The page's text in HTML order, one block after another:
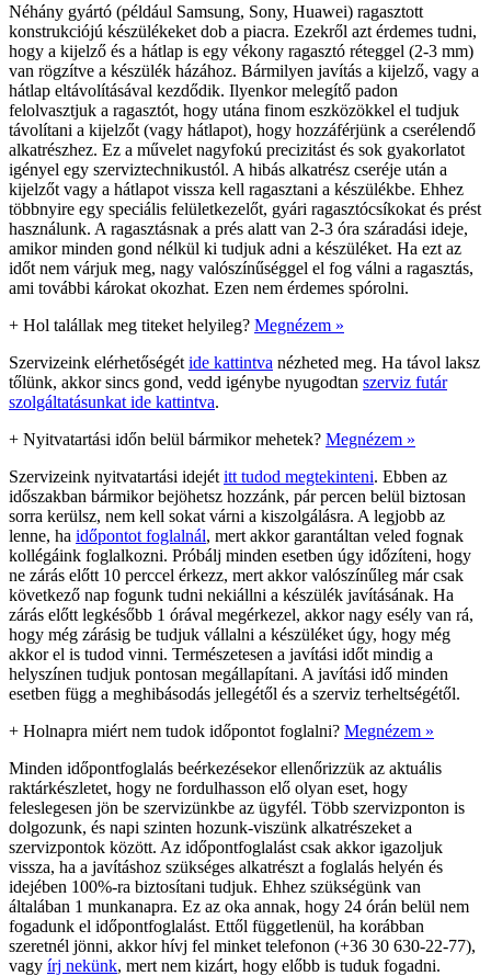
Néhány gyártó (például Samsung, Sony, Huawei) ragasztott
konstrukciójú készülékeket dob a piacra. Ezekről azt érdemes tudni,
hogy a kijelző és a hátlap is egy vékony ragasztó réteggel (2-3 mm)
van rögzítve a készülék házához. Bármilyen javítás a kijelző, vagy a
hátlap eltávolításával kezdődik. Ilyenkor melegítő padon
felolvasztjuk a ragasztót, hogy utána finom eszközökkel el tudjuk
távolítani a kijelzőt (vagy hátlapot), hogy hozzáférjünk a cserélendő
alkatrészhez. Ez a művelet nagyfokú precizitást és sok gyakorlatot
igényel egy szerviztechnikustól. A hibás alkatrész cseréje után a
kijelzőt vagy a hátlapot vissza kell ragasztani a készülékbe. Ehhez
többnyire egy speciális felületkezelőt, gyári ragasztócsíkokat és prést
használunk. A ragasztásnak a prés alatt van 2-3 óra száradási ideje,
amikor minden gond nélkül ki tudjuk adni a készüléket. Ha ezt az
időt nem várjuk meg, nagy valószínűséggel el fog válni a ragasztás,
ami további károkat okozhat. Ezen nem érdemes spórolni.
+ Hol talállak meg titeket helyileg? Megnézem »
Szervizeink elérhetőségét ide kattintva nézheted meg. Ha távol laksz
tőlünk, akkor sincs gond, vedd igénybe nyugodtan szerviz futár
szolgáltatásunkat ide kattintva.
+ Nyitvatartási időn belül bármikor mehetek? Megnézem »
Szervizeink nyitvatartási idejét itt tudod megtekinteni. Ebben az
időszakban bármikor bejöhetsz hozzánk, pár percen belül biztosan
sorra kerülsz, nem kell sokat várni a kiszolgálásra. A legjobb az
lenne, ha időpontot foglalnál, mert akkor garantáltan veled fognak
kollégáink foglalkozni. Próbálj minden esetben úgy időzíteni, hogy
ne zárás előtt 10 perccel érkezz, mert akkor valószínűleg már csak
következő nap fogunk tudni nekiállni a készülék javításának. Ha
zárás előtt legkésőbb 1 órával megérkezel, akkor nagy esély van rá,
hogy még zárásig be tudjuk vállalni a készüléket úgy, hogy még
akkor el is tudod vinni. Természetesen a javítási időt mindig a
helyszínen tudjuk pontosan megállapítani. A javítási idő minden
esetben függ a meghibásodás jellegétől és a szerviz terheltségétől.
+ Holnapra miért nem tudok időpontot foglalni? Megnézem »
Minden időpontfoglalás beérkezésekor ellenőrizzük az aktuális
raktárkészletet, hogy ne fordulhasson elő olyan eset, hogy
feleslegesen jön be szervizünkbe az ügyfél. Több szervizponton is
dolgozunk, és napi szinten hozunk-viszünk alkatrészeket a
szervizpontok között. Az időpontfoglalást csak akkor igazoljuk
vissza, ha a javításhoz szükséges alkatrészt a foglalás helyén és
idejében 100%-ra biztosítani tudjuk. Ehhez szükségünk van
általában 1 munkanapra. Ez az oka annak, hogy 24 órán belül nem
fogadunk el időpontfoglalást. Ettől függetlenül, ha korábban
szeretnél jönni, akkor hívj fel minket telefonon (+36 30 630-22-77),
vagy írj nekünk, mert nem kizárt, hogy előbb is tuduk fogadni.